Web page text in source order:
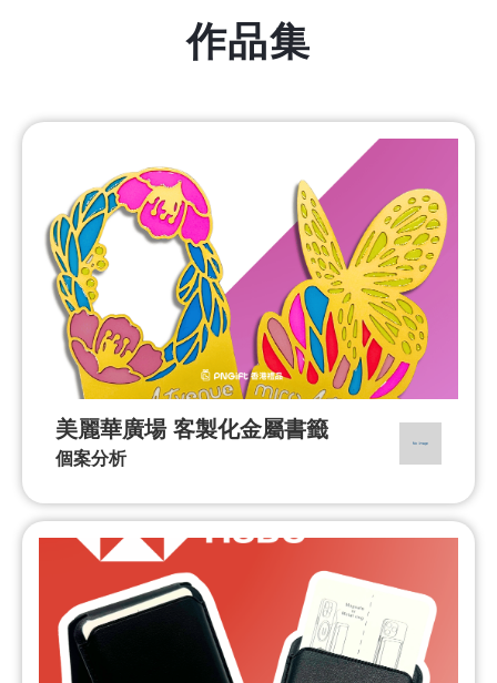
作品集
美麗華廣場 客製化金屬書籤
個案分析